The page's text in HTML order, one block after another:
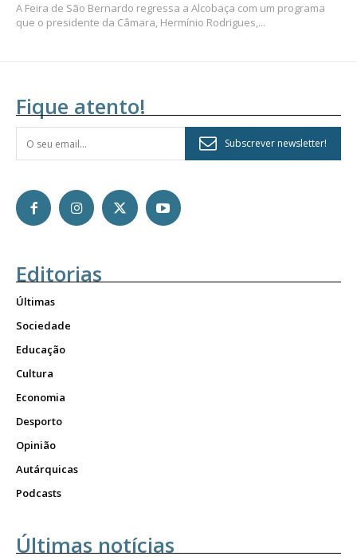
A Feira de São Bernardo regressa a Alcobaça com um programa
que o presidente da Câmara, Hermínio Rodrigues,...
Fique atento!
Subscrever newsletter!
Editorias
Últimas
Sociedade
Educação
Cultura
Economia
Desporto
Opinião
Autárquicas
Podcasts
Últimas notícias